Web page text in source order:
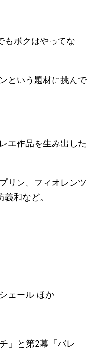
もボクはやってな
という題材に挑んで
エ作品を生み出した
リン、フィオレンツ
和など。
ェール ほか
」と第2幕「バレ